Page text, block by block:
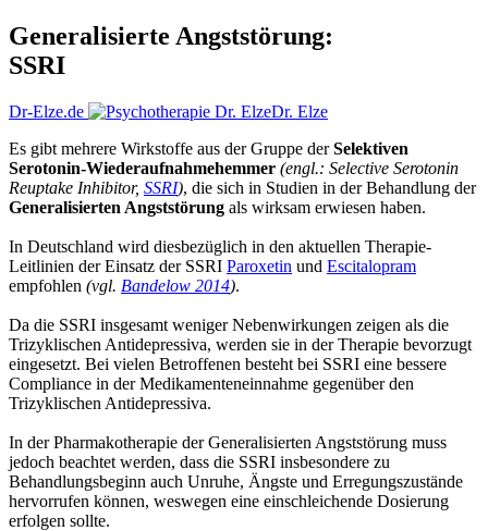
Generalisierte Angststörung:
SSRI
Dr-Elze.de
Dr. Elze
Es gibt mehrere Wirkstoffe aus der Gruppe derSelektiven
Serotonin-Wiederaufnahme­hemmer (engl.: Selective Serotonin
Reuptake Inhibitor, SSRI), die sich in Studien in der Behandlung der
Generalisierten Angststörung als wirksam erwiesen haben.
In Deutschland wird diesbezüglich in den aktuellen Therapie-
Leitlinien der Einsatz der SSRI Paroxetin und Escitalopram
empfohlen (vgl. Bandelow 2014).
Da die SSRI insgesamt weniger Nebenwirkungen zeigen als die
Trizyklischen Antidepressiva, werden sie in der Therapie bevorzugt
eingesetzt. Bei vielen Betroffenen besteht bei SSRI eine bessere
Compliance in der Medikamenteneinnahme gegenüber den
Trizyklischen Antidepressiva.
In der Pharmakotherapie der Generalisierten Angststörung muss
jedoch beachtet werden, dass die SSRI insbesondere zu
Behandlungsbeginn auch Unruhe, Ängste und Erregungszustände
hervorrufen können, weswegen eine einschleichende Dosierung
erfolgen sollte.